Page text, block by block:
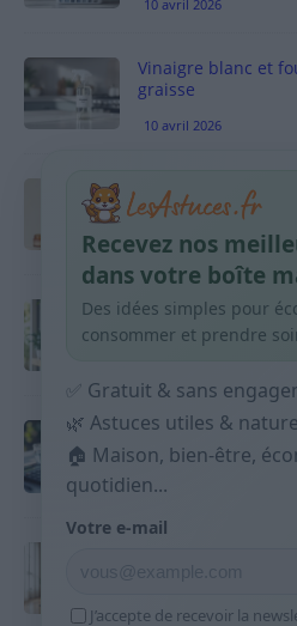
10 avril 2026
Vinaigre blanc et
graisse
10 avril 2026
Taches
habitudes qui aident
9 avril 2026
Produits ménagers
courses sans
Budget mensuel :
répartir son salaire
9 avril 2026
Sport 10 minutes
9 avril 2026
Recevez nos
dans votre boîte
Des idées simples pour
consommer et prendre
✅ Gratuit & sans
🌿 Astuces utiles &
🏠 Maison, bien-être,
quotidien...
Votre e-mail
J’accepte de recevoir la